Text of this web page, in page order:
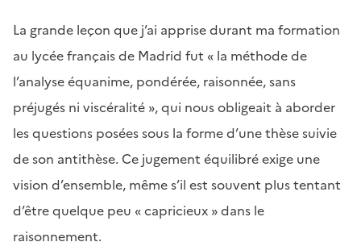
La grande leçon que j’ai apprise durant ma formation
au lycée français de Madrid fut « la méthode de
l’analyse équanime, pondérée, raisonnée, sans
préjugés ni viscéralité », qui nous obligeait à aborder
les questions posées sous la forme d’une thèse suivie
de son antithèse. Ce jugement équilibré exige une
vision d’ensemble, même s’il est souvent plus tentant
d’être quelque peu « capricieux » dans le
raisonnement.